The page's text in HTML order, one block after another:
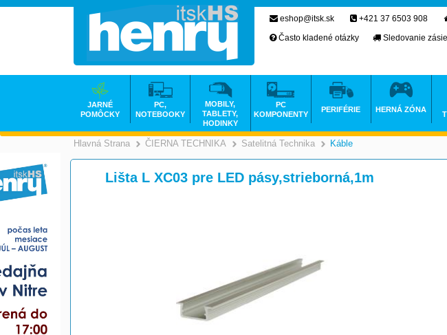
Hlavná Strana >
ČIERNA TECHNIKA >
Satelitná Technika >
Káble
Lišta L XC03 pre LED pásy,strieborná,1m
eshop@itsk.sk +421 37 6503 908
Často kladené otázky
Sledovanie
JARNÉ
POMÔCKY
PC,
NOTEBOOKY
MOBILY,
TABLETY,
HODINKY
PC
KOMPONENTY
PERIFÉRIE HERNÁ ZÓNA